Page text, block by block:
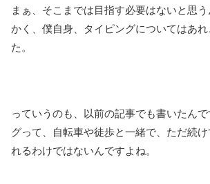
まぁ、そこまでは目指す必要はないと思
かく、僕自身、タイピングについてはあ
た。
っていうのも、以前の記事でも書いたん
グって、自転車や徒歩と一緒で、ただ続
れるわけではないんですよね。